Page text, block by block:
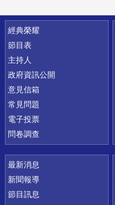
快速連結
經典榮耀
節目表
主持人
政府資訊公開
意見信箱
常見問題
電子投票
問卷調查
最新消息
新聞報導
節目訊息